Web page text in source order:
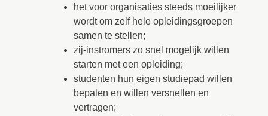
het voor organisaties steeds moeilijker
wordt om zelf hele opleidingsgroepen
samen te stellen;
zij-instromers zo snel mogelijk willen
starten met een opleiding;
studenten hun eigen studiepad willen
bepalen en willen versnellen en
vertragen;